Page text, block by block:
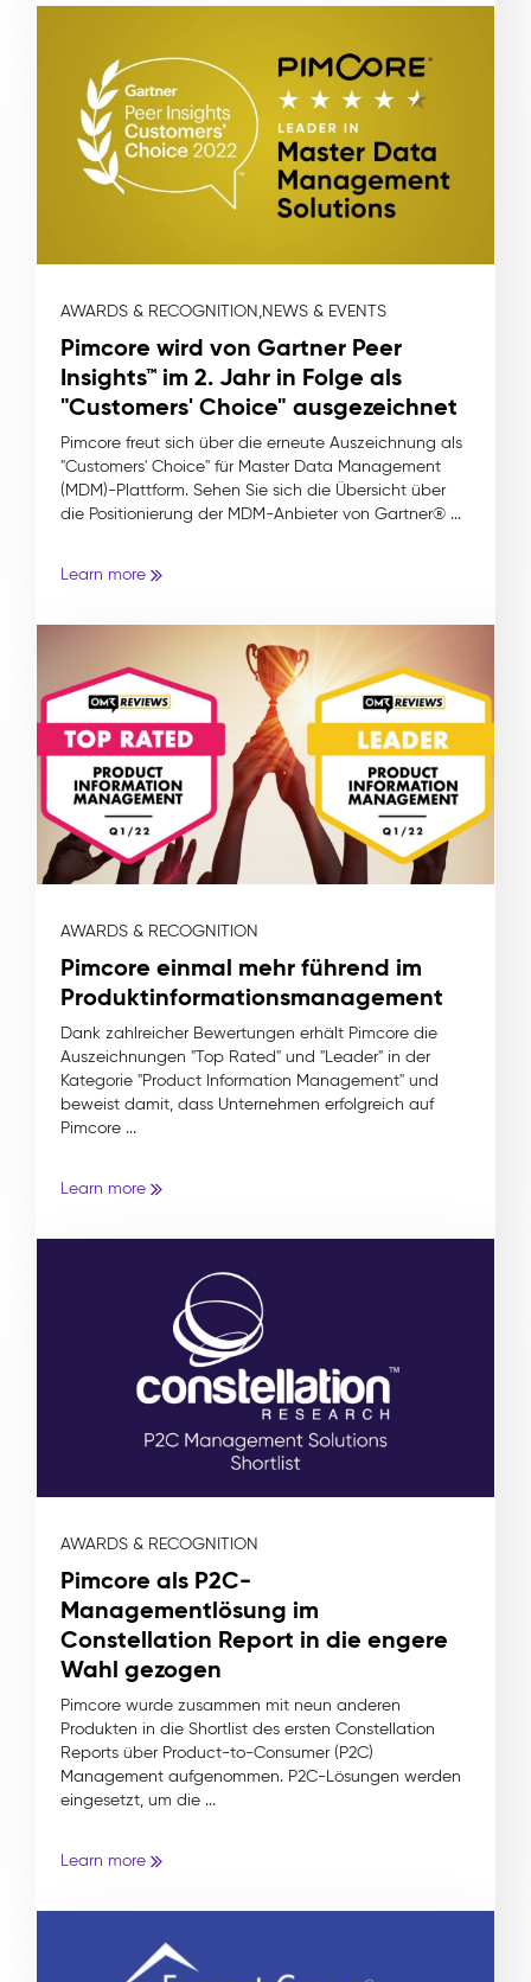
AWARDS & RECOGNITION,NEWS & EVENTS
Pimcore wird von Gartner Peer
Insights™ im 2. Jahr in Folge als
"Customers' Choice" ausgezeichnet
Pimcore freut sich über die erneute Auszeichnung als
"Customers' Choice" für Master Data Management
(MDM)-Plattform. Sehen Sie sich die Übersicht über
die Positionierung der MDM-Anbieter von Gartner® ...
Learn more
AWARDS & RECOGNITION
Pimcore einmal mehr führend im
Produktinformationsmanagement
Dank zahlreicher Bewertungen erhält Pimcore die
Auszeichnungen "Top Rated" und "Leader" in der
Kategorie "Product Information Management" und
beweist damit, dass Unternehmen erfolgreich auf
Pimcore ...
Learn more
AWARDS & RECOGNITION
Pimcore als P2C-
Managementlösung im
Constellation Report in die engere
Wahl gezogen
Pimcore wurde zusammen mit neun anderen
Produkten in die Shortlist des ersten Constellation
Reports über Product-to-Consumer (P2C)
Management aufgenommen. P2C-Lösungen werden
eingesetzt, um die ...
Learn more